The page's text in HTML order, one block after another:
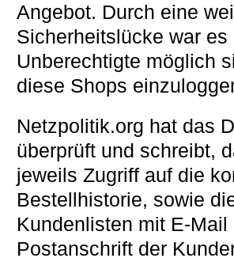
Angebot. Durch eine
Sicherheitslücke war es
Unberechtigte möglich
diese Shops
Netzpolitik.org hat das
überprüft und schreibt,
jeweils Zugriff auf die
Bestellhistorie, sowie
Kundenlisten mit E-Mail
Postanschrift der